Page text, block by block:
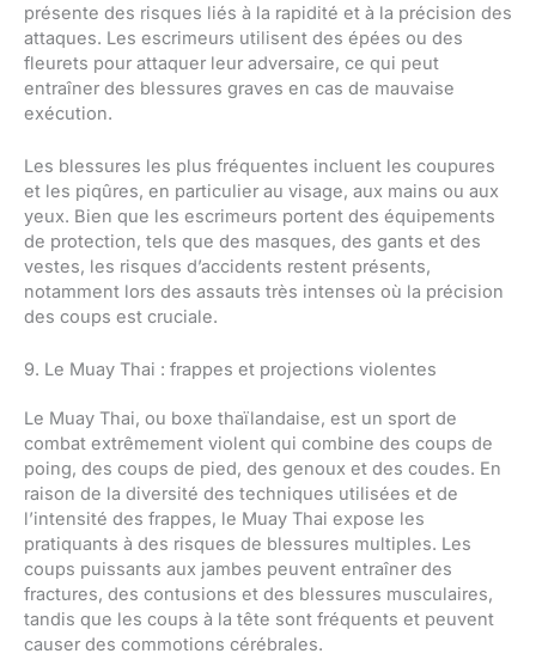
présente des risques liés à la rapidité et à la précision des
attaques. Les escrimeurs utilisent des épées ou des
fleurets pour attaquer leur adversaire, ce qui peut
entraîner des blessures graves en cas de mauvaise
exécution.
Les blessures les plus fréquentes incluent les coupures
et les piqûres, en particulier au visage, aux mains ou aux
yeux. Bien que les escrimeurs portent des équipements
de protection, tels que des masques, des gants et des
vestes, les risques d’accidents restent présents,
notamment lors des assauts très intenses où la précision
des coups est cruciale.
9. Le Muay Thai : frappes et projections violentes
Le Muay Thai, ou boxe thaïlandaise, est un sport de
combat extrêmement violent qui combine des coups de
poing, des coups de pied, des genoux et des coudes. En
raison de la diversité des techniques utilisées et de
l’intensité des frappes, le Muay Thai expose les
pratiquants à des risques de blessures multiples. Les
coups puissants aux jambes peuvent entraîner des
fractures, des contusions et des blessures musculaires,
tandis que les coups à la tête sont fréquents et peuvent
causer des commotions cérébrales.